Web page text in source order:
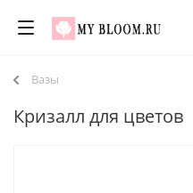
Вазы
Кризалл для цветов